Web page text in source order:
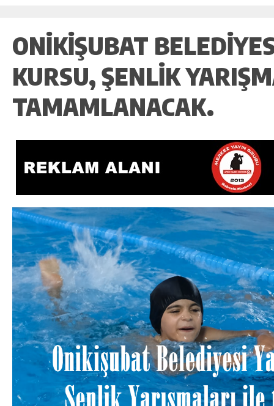
ONIKIŞUBAT
KURSU, ŞENLIK
TAMAMLANACAK.